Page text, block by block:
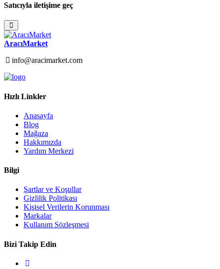
Satıcıyla iletişime geç
AracıMarket
info@aracimarket.com
Hızlı Linkler
Anasayfa
Blog
Mağaza
Hakkımızda
Yardım Merkezi
Bilgi
Şartlar ve Koşullar
Gizlilik Politikası
Kişisel Verilerin Korunması
Markalar
Kullanım Sözleşmesi
Bizi Takip Edin